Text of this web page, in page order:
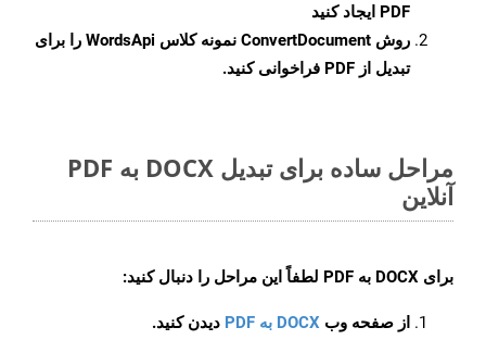
PDF ایجاد کنید
روش ConvertDocument
نمونه کلاس WordsApi را برای
تبدیل از PDF فراخوانی کنید.
مراحل ساده برای تبدیل DOCX به PDF
آنلاین
برای DOCX به PDF لطفاً این مراحل را دنبال کنید:
از صفحه وب DOCX به PDF
دیدن کنید.